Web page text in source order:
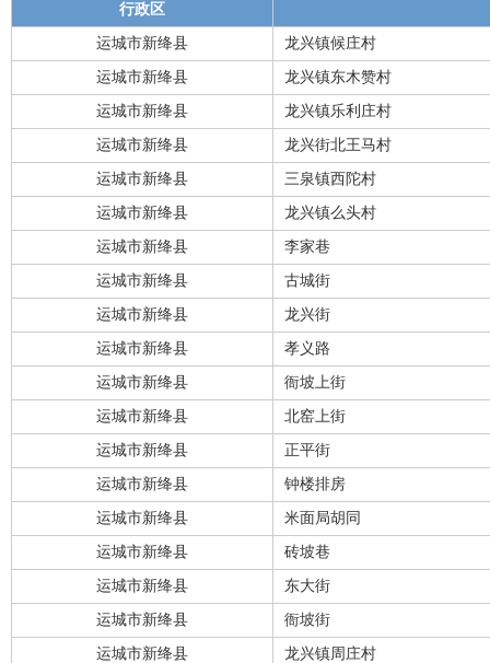
行政区
运城市新绛县 龙兴镇候庄村
运城市新绛县 龙兴镇东木赞村
运城市新绛县 龙兴镇乐利庄村
运城市新绛县 龙兴街北王马村
运城市新绛县 三泉镇西陀村
运城市新绛县 龙兴镇么头村
运城市新绛县 李家巷
运城市新绛县 古城街
运城市新绛县 龙兴街
运城市新绛县 孝义路
运城市新绛县 衙坡上街
运城市新绛县 北窑上街
运城市新绛县 正平街
运城市新绛县 钟楼排房
运城市新绛县 米面局胡同
运城市新绛县 砖坡巷
运城市新绛县 东大街
运城市新绛县 衙坡街
运城市新绛县 龙兴镇周庄村